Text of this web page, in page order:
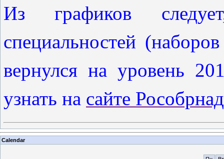
Из графиков
специальностей
вернулся на уровень
узнать на сайте
Calendar